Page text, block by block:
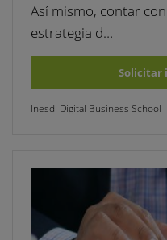
Así mismo, contar
estrategia d…
Solicitar
Inesdi Digital Business School